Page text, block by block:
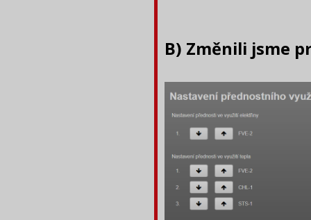
B) Změnili jsme